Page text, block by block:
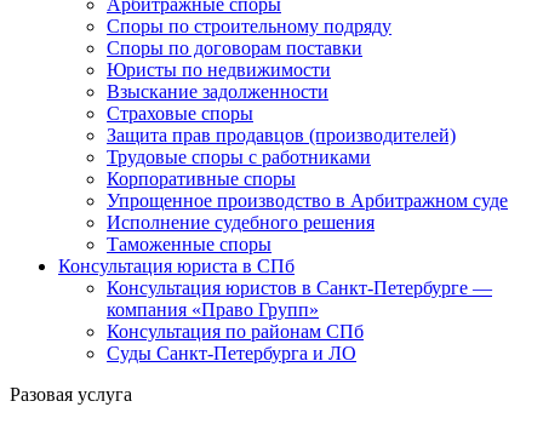
Арбитражные споры
Споры по строительному подряду
Споры по договорам поставки
Юристы по недвижимости
Взыскание задолженности
Страховые споры
Защита прав продавцов (производителей)
Трудовые споры с работниками
Корпоративные споры
Упрощенное производство в Арбитражном суде
Исполнение судебного решения
Таможенные споры
Консультация юриста в СПб
Консультация юристов в Санкт-Петербурге —
компания «Право Групп»
Консультация по районам СПб
Суды Санкт-Петербурга и ЛО
Разовая услуга